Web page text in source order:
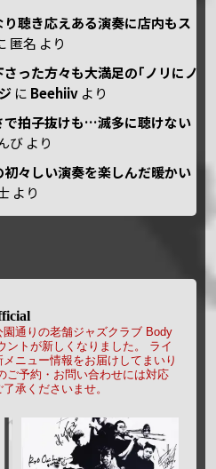
聴き応えある演奏に店内もス
匿名 より
った方々も大満足の｢ノリにノ
に Beehiiv より
で拍子抜けも…滅多に聴けない
び より
々しい演奏を楽しんだ暖かい
より
通りの老舗ジャズクラブ Body
トが新しくなりました。
ライ
ニュー情報をお届けしてまいり
ご予約・お問い合わせには対応
承くださいませ。